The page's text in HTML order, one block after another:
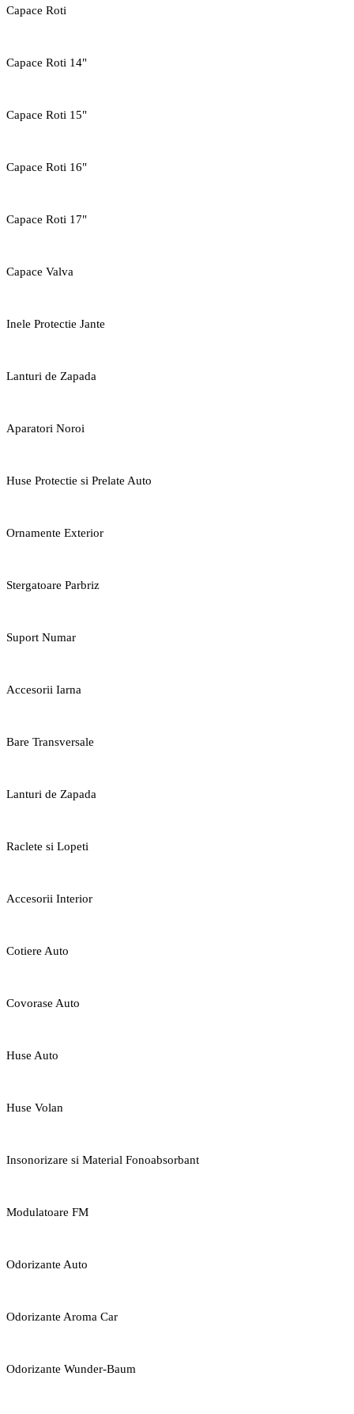
Capace Roti
Capace Roti 14"
Capace Roti 15"
Capace Roti 16"
Capace Roti 17"
Capace Valva
Inele Protectie Jante
Lanturi de Zapada
Aparatori Noroi
Huse Protectie si Prelate Auto
Ornamente Exterior
Stergatoare Parbriz
Suport Numar
Accesorii Iarna
Bare Transversale
Lanturi de Zapada
Raclete si Lopeti
Accesorii Interior
Cotiere Auto
Covorase Auto
Huse Auto
Huse Volan
Insonorizare si Material Fonoabsorbant
Modulatoare FM
Odorizante Auto
Odorizante Aroma Car
Odorizante Wunder-Baum